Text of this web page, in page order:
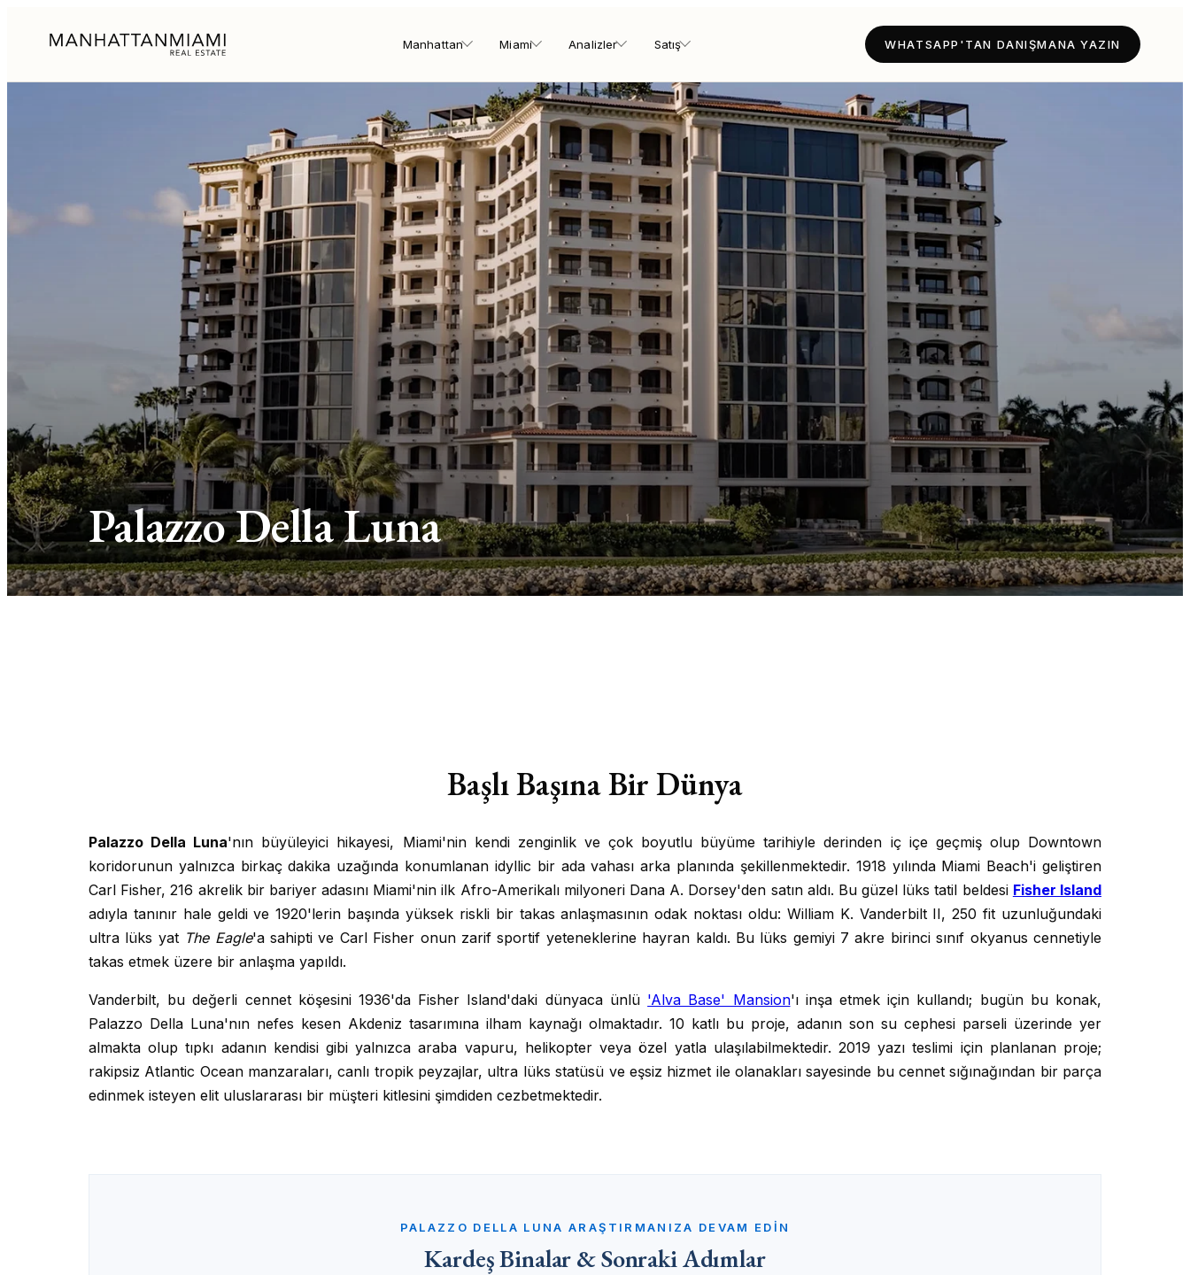
Manhattan Miami Analizler Satış WHATSAPP'TAN DANIŞMANA YAZIN
Palazzo Della Luna
Başlı Başına Bir Dünya
Palazzo Della Luna'nın büyüleyici hikayesi, Miami'nin kendi zenginlik ve çok boyutlu büyüme tarihiyle derinden iç içe geçmiş olup Downtown
koridorunun yalnızca birkaç dakika uzağında konumlanan idyllic bir ada vahası arka planında şekillenmektedir. 1918 yılında Miami Beach'i geliştiren
Carl Fisher, 216 akrelik bir bariyer adasını Miami'nin ilk Afro-Amerikalı milyoneri Dana A. Dorsey'den satın aldı. Bu güzel lüks tatil beldesi Fisher Island
adıyla tanınır hale geldi ve 1920'lerin başında yüksek riskli bir takas anlaşmasının odak noktası oldu: William K. Vanderbilt II, 250 fit uzunluğundaki
ultra lüks yat The Eagle'a sahipti ve Carl Fisher onun zarif sportif yeteneklerine hayran kaldı. Bu lüks gemiyi 7 akre birinci sınıf okyanus cennetiyle
takas etmek üzere bir anlaşma yapıldı.
Vanderbilt, bu değerli cennet köşesini 1936'da Fisher Island'daki dünyaca ünlü 'Alva Base' Mansion'ı inşa etmek için kullandı; bugün bu konak,
Palazzo Della Luna'nın nefes kesen Akdeniz tasarımına ilham kaynağı olmaktadır. 10 katlı bu proje, adanın son su cephesi parseli üzerinde yer
almakta olup tıpkı adanın kendisi gibi yalnızca araba vapuru, helikopter veya özel yatla ulaşılabilmektedir. 2019 yazı teslimi için planlanan proje;
rakipsiz Atlantic Ocean manzaraları, canlı tropik peyzajlar, ultra lüks statüsü ve eşsiz hizmet ile olanakları sayesinde bu cennet sığınağından bir parça
edinmek isteyen elit uluslararası bir müşteri kitlesini şimdiden cezbetmektedir.
PALAZZO DELLA LUNA ARAŞTIRMANIZA DEVAM EDIN
Kardeş Binalar & Sonraki Adımlar